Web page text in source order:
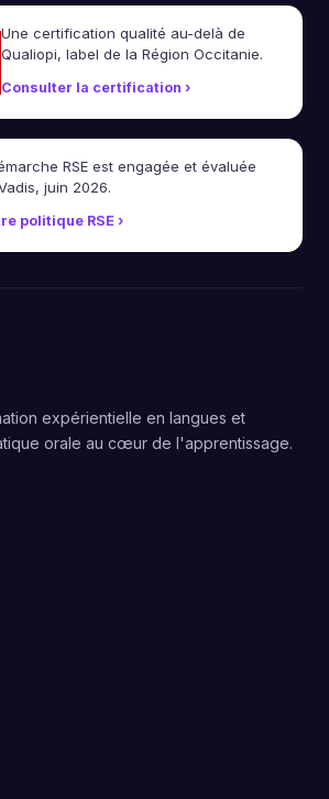
Une certification qualité au-delà de
Qualiopi, label de la Région Occitanie.
Consulter la certification ›
RSE est engagée et évaluée
juin 2026.
politique RSE ›
expérientielle en langues et
orale au cœur de l'apprentissage.